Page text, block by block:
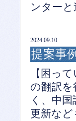
ンター
2024.09.10
提案事
【困っ
の翻訳
く、中
更新な